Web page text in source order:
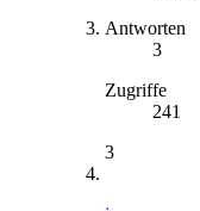
Antworten
3
Zugriffe
241
3